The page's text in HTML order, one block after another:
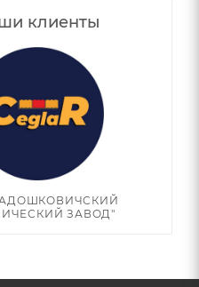
клиенты
ЗАВОД"